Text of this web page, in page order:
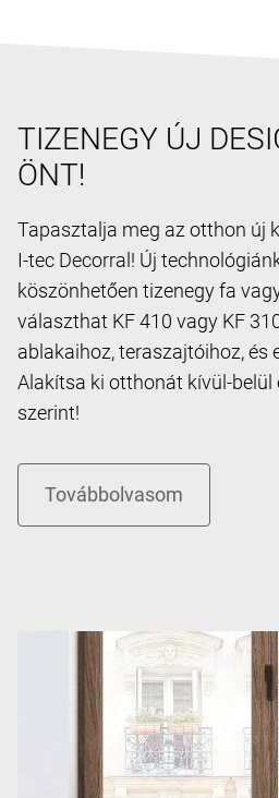
TIZENEGY ÚJ
ÖNT!
Tapasztalja meg az otthon új
I-tec Decorral! Új
köszönhetően tizenegy fa
választhat KF 410 vagy KF
ablakaihoz, teraszajtóihoz, és
Alakítsa ki otthonát kívül-belül
szerint!